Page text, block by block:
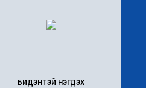
БИДЭНТЭЙ НЭГДЭХ